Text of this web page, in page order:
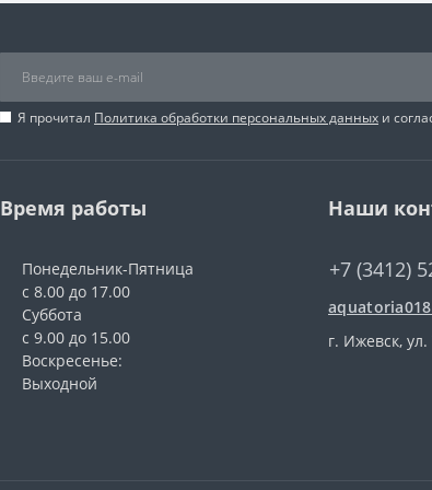
Я прочитал Политика обработки персональных данных и
Время работы
Понедельник-Пятница
с 8.00 до 17.00
Суббота
с 9.00 до 15.00
Воскресенье:
Выходной
Наши
+7 (3412)
г. Ижевск,